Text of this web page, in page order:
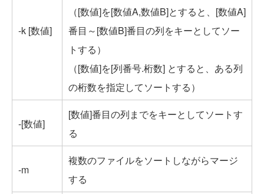
-k [数値]
（[数値]を[数値A,数値B]とすると、[数値A]
番目～[数値B]番目の列をキーとしてソー
トする）
（[数値]を[列番号.桁数] とすると、ある列
の桁数を指定してソートする）
-[数値]
[数値]番目の列までをキーとしてソートす
る
-m
複数のファイルをソートしながらマージ
する